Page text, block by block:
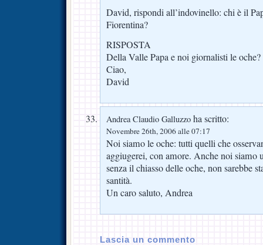
David, rispondi all’indovinello: chi è il
Fiorentina?
RISPOSTA
Della Valle Papa e noi giornalisti le oche?
Ciao,
David
Andrea Claudio Galluzzo ha scritto:
Novembre 26th, 2006 alle 07:17
Noi siamo le oche: tutti quelli che
aggiugerei, con amore. Anche noi
senza il chiasso delle oche, non sarebbe
santità.
Un caro saluto, Andrea
Lascia un commento